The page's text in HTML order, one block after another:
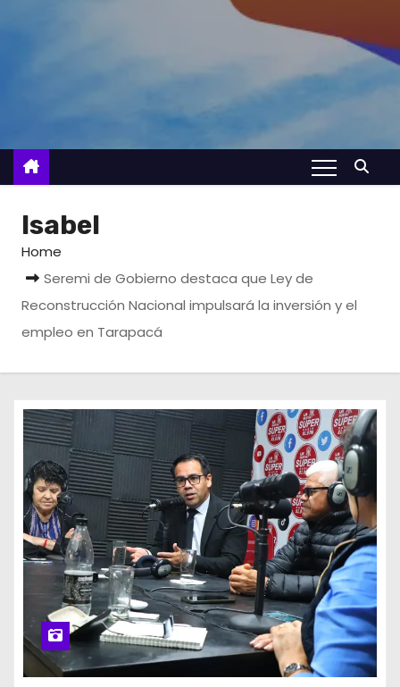
Isabel
Home
Seremi de Gobierno destaca que Ley de
Reconstrucción Nacional impulsará la inversión y el
empleo en Tarapacá